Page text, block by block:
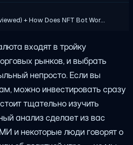
+ How Does NFT Bot Wor…
входят в тройку
рынков, и выбрать
непросто. Если вы
можно инвестировать сразу
тщательно изучить
анализ сделает из вас
и некоторые люди говорят о